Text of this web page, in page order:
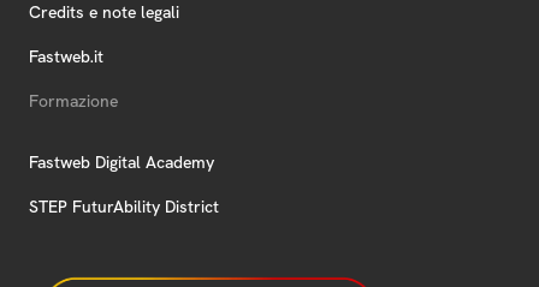
Credits e note legali
Fastweb.it
Formazione
Fastweb Digital Academy
STEP FuturAbility District